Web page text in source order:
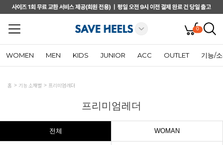
0
WOMEN MEN KIDS JUNIOR ACC OUTLET 기능/
홈 기능 소재별 프리미엄레더
프리미엄레더
전체 WOMAN